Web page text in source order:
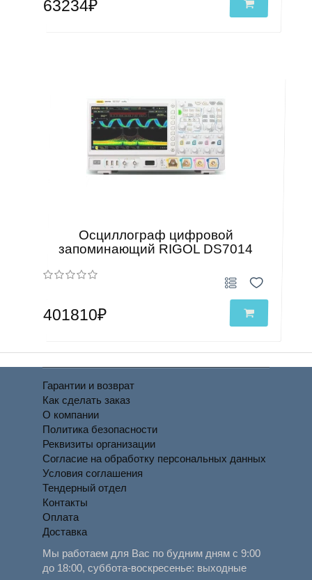
63234₽
Осциллограф цифровой
запоминающий RIGOL DS7014
401810₽
Гарантии и возврат
Как сделать заказ
О компании
Политика безопасности
Реквизиты организации
Согласие на обработку персональных данных
Условия соглашения
Тендерный отдел
Контакты
Оплата
Доставка
Мы работаем для Вас по будним дням с 9:00
до 18:00, суббота-воскресенье: выходные